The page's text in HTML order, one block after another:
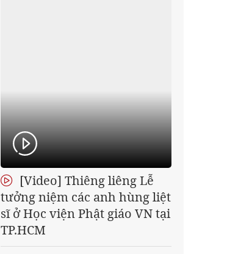
[Video] Thiêng liêng Lễ
tưởng niệm các anh hùng liệt
sĩ ở Học viện Phật giáo VN tại
TP.HCM